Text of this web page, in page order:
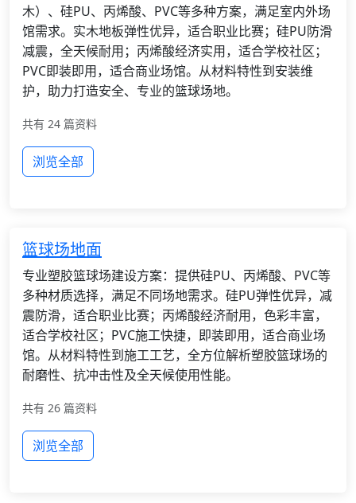
木）、硅PU、丙烯酸、PVC等多种方案，满足室内外场
馆需求。实木地板弹性优异，适合职业比赛；硅PU防滑
减震，全天候耐用；丙烯酸经济实用，适合学校社区；
PVC即装即用，适合商业场馆。从材料特性到安装维
护，助力打造安全、专业的篮球场地。
共有 24 篇资料
浏览全部
篮球场地面
专业塑胶篮球场建设方案：提供硅PU、丙烯酸、PVC等
多种材质选择，满足不同场地需求。硅PU弹性优异，减
震防滑，适合职业比赛；丙烯酸经济耐用，色彩丰富，
适合学校社区；PVC施工快捷，即装即用，适合商业场
馆。从材料特性到施工工艺，全方位解析塑胶篮球场的
耐磨性、抗冲击性及全天候使用性能。
共有 26 篇资料
浏览全部